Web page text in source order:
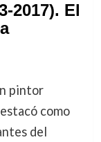
2017). El
pintor
como
del